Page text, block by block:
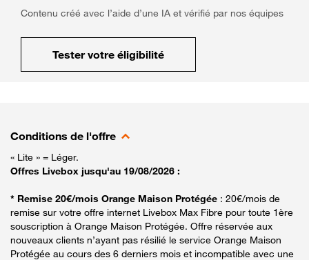
Contenu créé avec l’aide d’une IA et vérifié par nos équipes
Tester votre éligibilité
Conditions de l'offre
« Lite » = Léger.
Offres Livebox jusqu'au 19/08/2026 :
* Remise 20€/mois Orange Maison Protégée : 20€/mois de
remise sur votre offre internet Livebox Max Fibre pour toute 1ère
souscription à Orange Maison Protégée. Offre réservée aux
nouveaux clients n’ayant pas résilié le service Orange Maison
Protégée au cours des 6 derniers mois et incompatible avec une